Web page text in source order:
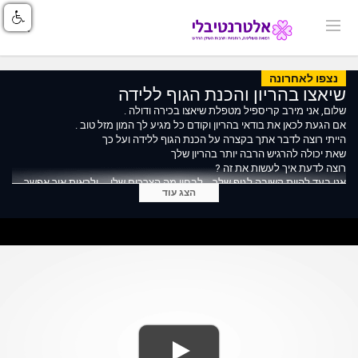
נצפו לאחרונה
שיאצו בהריון והכנת הגוף ללידה
שלום, אני מירב קריספיל מטפלת שיאצו בכירה ודולה .
אם הגעת לכאן את בודאי בהריון וקודם כל מגיע לך המון מזל טוב .
הייתי רוצה לדבר אתך בקצרה על הכנת הגוף ללידה ועל כך
שאת יכולה להרגיש הרבה יותר בהריון שלך
רוצה לדעת איך לעשות את זה ?
אני בעד להיות קשובה לגוף שלך... לבחון מה הצרכים שלו ... ולראות איך אפשר
להכין את הגוף כדי שתהיה לך לידה קלה וזורמת .
הצג עוד